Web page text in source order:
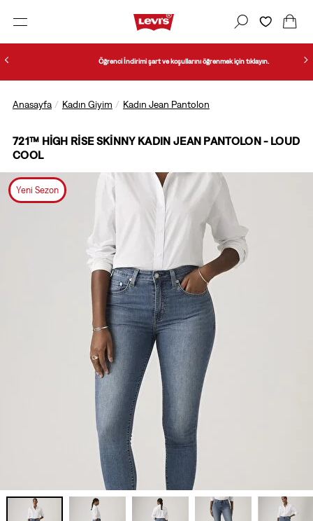
Öğrenci İndirimi şart ve koşullarını öğrenmek için tıklayın.
Anasayfa Kadın Giyim Kadın Jean Pantolon
721™ HIGH RISE SKINNY KADIN JEAN PANTOLON - LOUD
COOL
Yeni Sezon
1/5